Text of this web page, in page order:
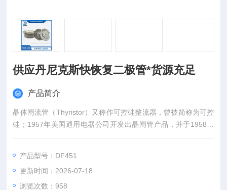
供应丹尼克斯快恢复二极管*货源充足
产品简介
晶体闸流管（Thyristor）又称作可控硅整流器，曾被简称为可控
硅；1957年美国通用电器公司开发出晶闸管产品，并于1958年
使其商业化。晶闸管是PNPN四层半导体结构，它有三个极：阳
电流；其派生器件有：快速晶闸管，双向晶闸管，逆导晶闸管，
光控晶闸管等。供应丹尼克斯快恢复二极管*货源充足
产品型号：DF451
更新时间：2026-07-18
浏览次数：958